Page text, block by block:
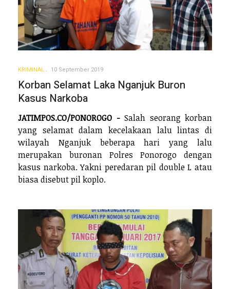
KRIMINAL 10 September 2019
Korban Selamat Laka Nganjuk Buron
Kasus Narkoba
JATIMPOS.CO/PONOROGO -Salah seorang korban
yang selamat dalam kecelakaan lalu lintas di
wilayah Nganjuk beberapa hari yang lalu
merupakan buronan Polres Ponorogo dengan
kasus narkoba. Yakni peredaran pil double L atau
biasa disebut pil koplo.